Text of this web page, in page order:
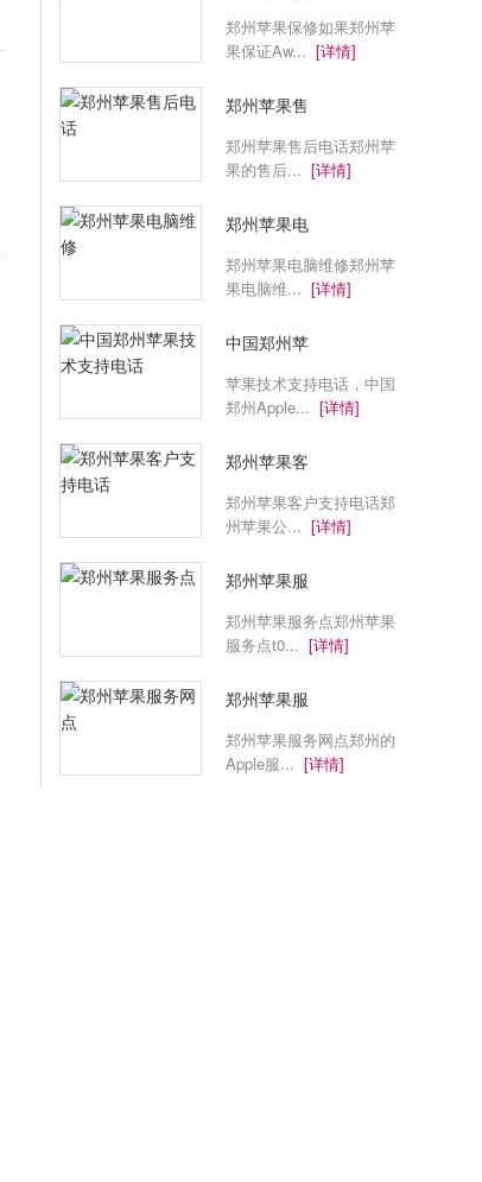
郑州苹果保修如果郑州苹
果保证Aw... [详情]
郑州苹果售
郑州苹果售后电话郑州苹
果的售后... [详情]
郑州苹果电
郑州苹果电脑维修郑州苹
果电脑维... [详情]
中国郑州苹
苹果技术支持电话，中国
郑州Apple... [详情]
郑州苹果客
郑州苹果客户支持电话郑
州苹果公... [详情]
郑州苹果服
郑州苹果服务点郑州苹果
服务点t0... [详情]
郑州苹果服
郑州苹果服务网点郑州的
Apple服... [详情]